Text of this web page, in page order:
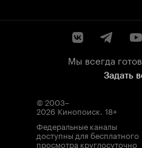
Мы всегда
Задать
© 2003–
2026 Кинопоиск. 18+
Федеральные каналы
доступны для бесплатного
просмотра круглосуточно